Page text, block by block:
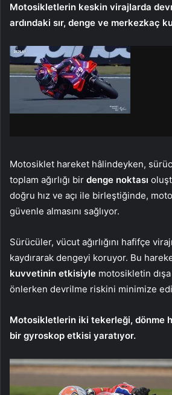
Motosikletlerin keskin virajlarda
ardındaki sır, denge ve merkezkaç
Motosiklet hareket hâlindeyken,
toplam ağırlığı bir denge noktası
doğru hız ve açı ile birleştiğinde,
güvenle almasını sağlıyor.
Sürücüler, vücut ağırlığını hafifçe
kaydırarak dengeyi koruyor. Bu
kuvvetinin etkisiyle motosikletin
önlerken devrilme riskini minimize
Motosikletlerin iki tekerleği, dönme
bir gyroskop etkisi yaratıyor.